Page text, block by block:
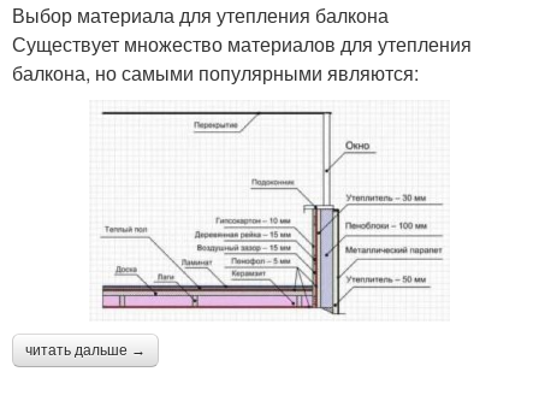
Выбор материала для утепления балкона
Существует множество материалов для утепления
балкона, но самыми популярными являются:
читать дальше →